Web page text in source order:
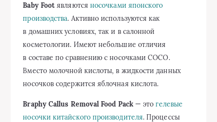
Baby Footявляются носочками японского
производства. Активно используются как
в домашних условиях, так и в салонной
косметологии. Имеют небольшие отличия
в составе по сравнению с носочками СОСО.
Вместо молочной кислоты, в жидкости данных
носочков содержится яблочная кислота.
Braphy Callus Removal Food Pack— этогелевые
носочки китайского производителя. Процессы